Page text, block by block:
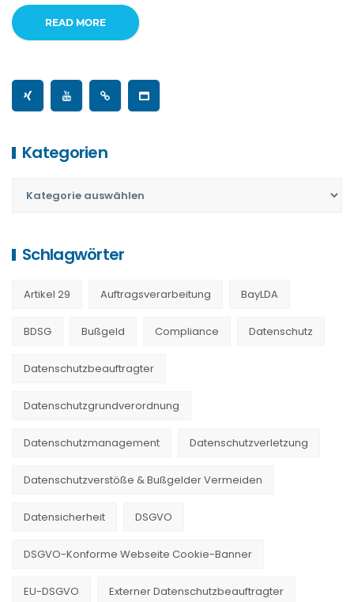
READ MORE
Kategorien
Schlagwörter
Artikel 29 Auftragsverarbeitung BayLDA
BDSG Bußgeld Compliance Datenschutz
Datenschutzbeauftragter
Datenschutzgrundverordnung
Datenschutzmanagement Datenschutzverletzung
Datenschutzverstöße & Bußgelder Vermeiden
Datensicherheit DSGVO
DSGVO-Konforme Webseite Cookie-Banner
EU-DSGVO Externer Datenschutzbeauftragter